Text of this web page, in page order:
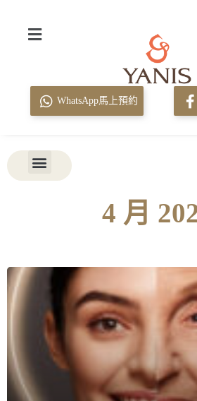
WhatsApp馬上預約
4 月